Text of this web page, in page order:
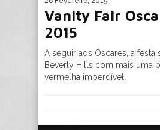
Vanity Fair
2015
A seguir aos Óscares, a festa
Beverly Hills com mais uma
vermelha imperdível.